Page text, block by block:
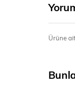
Ürüne